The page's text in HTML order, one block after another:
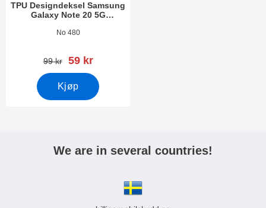
TPU Designdeksel Samsung
Galaxy Note 20 5G
Varenummer 37339
No 480
gammel pris
99 kr ny pris
59 kr
Kjøp
We are in several countries!